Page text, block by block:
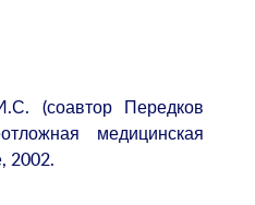
(соавтор Передков
медицинская
2002.